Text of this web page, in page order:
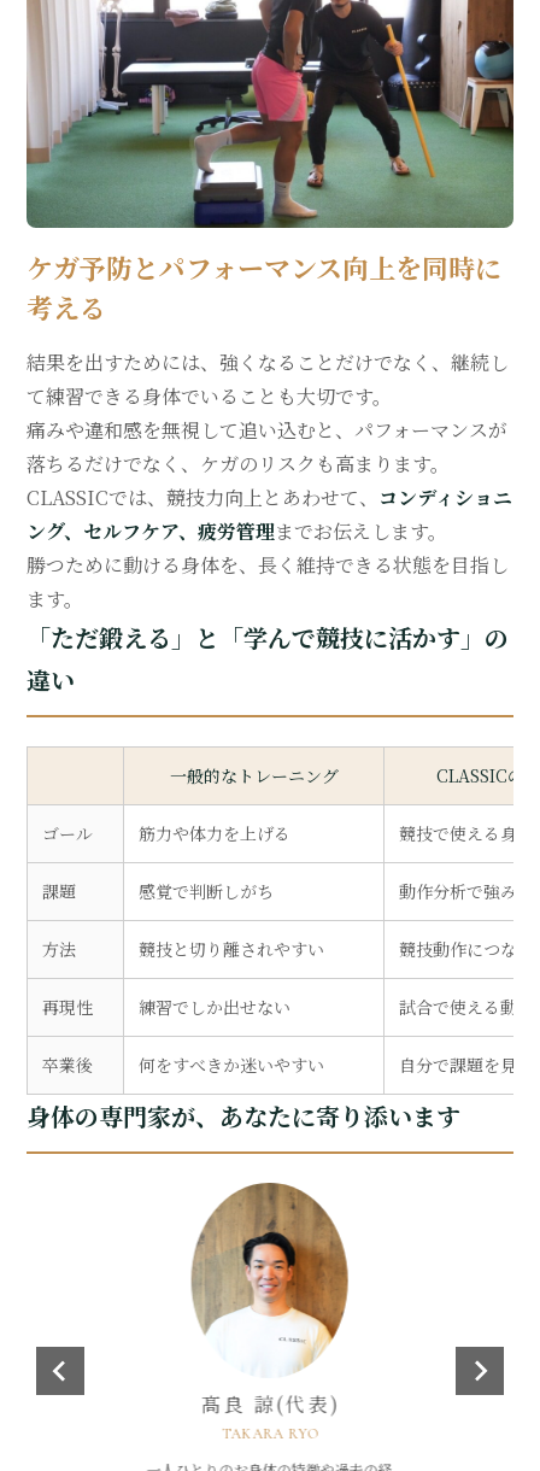
姪浜・今宿の通い放題パーソナルジム
トップ 選ばれる理由
メニュー トレーナー紹介
お客様の声 料金
よくあるご質問
定員まで：姪浜店5名 / 今宿店3名
【無料】体験レッスンを予約する
ケガ予防とパフォーマンス向上を同時に
考える
結果を出すためには、強くなることだけでなく、継続し
て練習できる身体でいることも大切です。
痛みや違和感を無視して追い込むと、パフォーマンスが
落ちるだけでなく、ケガのリスクも高まります。
CLASSICでは、競技力向上とあわせて、 コンディショニ
ング、セルフケア、疲労管理までお伝えします。
勝つために動ける身体を、長く維持できる状態を目指し
ます。
「ただ鍛える」と「学んで競技に活かす」の
違い
一般的なトレーニング CLASSICの
ゴール 筋力や体力を上げる 競技で使える身体
課題 感覚で判断しがち 動作分析で強み
方法 競技と切り離されやすい 競技動作につな
再現性 練習でしか出せない 試合で使える動
卒業後 何をすべきか迷いやすい 自分で課題を見
身体の専門家が、あなたに寄り添います
髙良 諒(代表)
TAKARA RYO